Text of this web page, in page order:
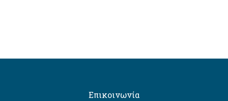
Επικοινωνία